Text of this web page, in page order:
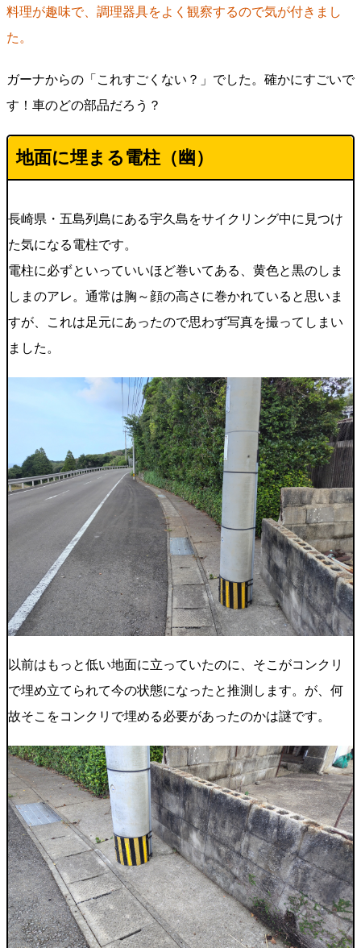
料理が趣味で、調理器具をよく観察するので気が付きまし
た。
ガーナからの「これすごくない？」でした。確かにすごいで
す！車のどの部品だろう？
地面に埋まる電柱（幽）
長崎県・五島列島にある宇久島をサイクリング中に見つけ
た気になる電柱です。
電柱に必ずといっていいほど巻いてある、黄色と黒のしま
しまのアレ。通常は胸～顔の高さに巻かれていると思いま
すが、これは足元にあったので思わず写真を撮ってしまい
ました。
以前はもっと低い地面に立っていたのに、そこがコンクリ
で埋め立てられて今の状態になったと推測します。が、何
故そこをコンクリで埋める必要があったのかは謎です。